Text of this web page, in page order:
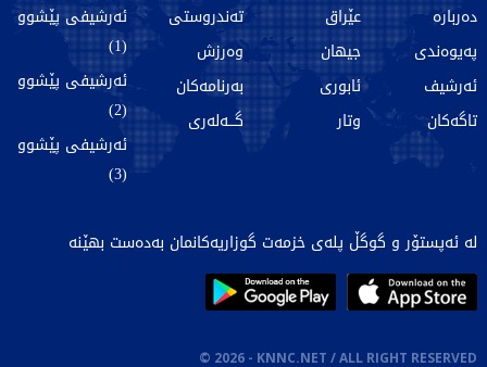
دەربارە
پەیوەندی
ئەرشیف
تاگەکان
عێراق
جیهان
ئابوری
وتار
تەندروستی
وەرزش
بەرنامەکان
گـــەلەری
ئەرشیفی پێشوو
(1)
ئەرشیفی پێشوو
(2)
ئەرشیفی پێشوو
(3)
لە ئەپستۆر و گوگڵ پلەی خزمەت گوزاریەکانمان بەدەست بهێنە
© 2026 - KNNC.NET / ALL RIGHT RESERVED